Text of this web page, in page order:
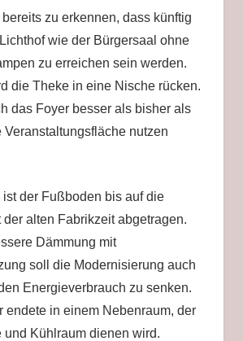
bereits zu erkennen, dass künftig
wie der Bürgersaal ohne
zu erreichen sein werden.
die Theke in eine Nische rücken.
das Foyer besser als bisher als
nutzen
ist der Fußboden bis auf die
der alten Fabrikzeit abgetragen.
Dämmung mit
soll die Modernisierung auch
Energieverbrauch zu senken.
endete in einem Nebenraum, der
und Kühlraum dienen wird.